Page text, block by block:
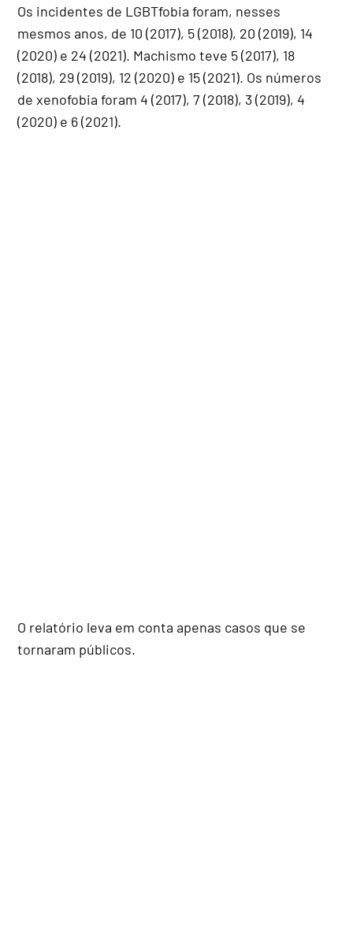
Os incidentes de LGBTfobia foram, nesses
mesmos anos, de 10 (2017), 5 (2018), 20 (2019), 14
(2020) e 24 (2021). Machismo teve 5 (2017), 18
(2018), 29 (2019), 12 (2020) e 15 (2021). Os números
de xenofobia foram 4 (2017), 7 (2018), 3 (2019), 4
(2020) e 6 (2021).
O relatório leva em conta apenas casos que se
tornaram públicos.